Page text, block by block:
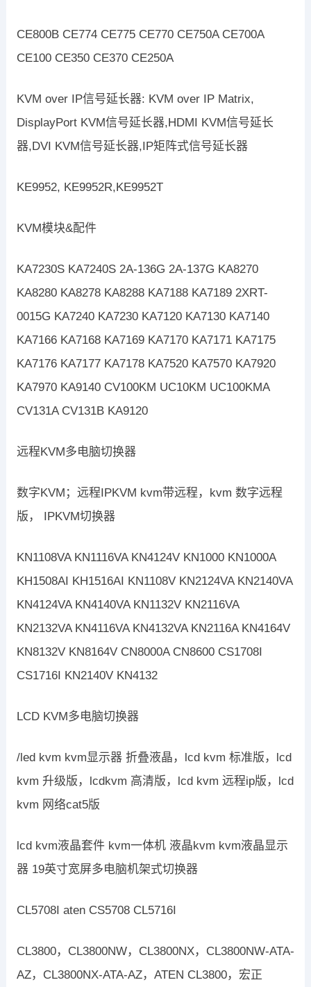
CE800B CE774 CE775 CE770 CE750A CE700A
CE100 CE350 CE370 CE250A
KVM over IP信号延长器: KVM over IP Matrix,
DisplayPort KVM信号延长器,HDMI KVM信号延长
器,DVI KVM信号延长器,IP矩阵式信号延长器
KE9952, KE9952R,KE9952T
KVM模块&配件
KA7230S KA7240S 2A-136G 2A-137G KA8270
KA8280 KA8278 KA8288 KA7188 KA7189 2XRT-
0015G KA7240 KA7230 KA7120 KA7130 KA7140
KA7166 KA7168 KA7169 KA7170 KA7171 KA7175
KA7176 KA7177 KA7178 KA7520 KA7570 KA7920
KA7970 KA9140 CV100KM UC10KM UC100KMA
CV131A CV131B KA9120
远程KVM多电脑切换器
数字KVM；远程IPKVM kvm带远程，kvm 数字远程
版， IPKVM切换器
KN1108VA KN1116VA KN4124V KN1000 KN1000A
KH1508AI KH1516AI KN1108V KN2124VA KN2140VA
KN4124VA KN4140VA KN1132V KN2116VA
KN2132VA KN4116VA KN4132VA KN2116A KN4164V
KN8132V KN8164V CN8000A CN8600 CS1708I
CS1716I KN2140V KN4132
LCD KVM多电脑切换器
/led kvm kvm显示器 折叠液晶，lcd kvm 标准版，lcd
kvm 升级版，lcdkvm 高清版，lcd kvm 远程ip版，lcd
kvm 网络cat5版
lcd kvm液晶套件 kvm一体机 液晶kvm kvm液晶显示
器 19英寸宽屏多电脑机架式切换器
CL5708I aten CS5708 CL5716I
CL3800，CL3800NW，CL3800NX，CL3800NW-ATA-
AZ，CL3800NX-ATA-AZ，ATEN CL3800，宏正